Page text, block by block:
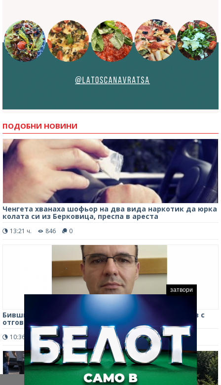
ПОДОБНИ НОВИНИ
Ченгета хванаха шофьор на два вида наркотик да юрка
колата си из Берковица, преспа в ареста
13:21 ч. 846 0
Бившият директор на РДГ-Берковица Георги Ранов с
отговор на обвиненията от ИАГ
10:36 ч. 1618 1
затвори